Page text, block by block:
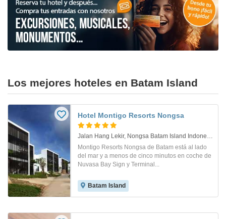
Los mejores hoteles en Batam Island
Hotel Montigo Resorts Nongsa
Jalan Hang Lekir, Nongsa Batam Island Indonesia . Isla De Batam
Montigo Resorts Nongsa de Batam está al lado
del mar y a menos de cinco minutos en coche de
Nuvasa Bay Sign y Terminal...
Batam Island